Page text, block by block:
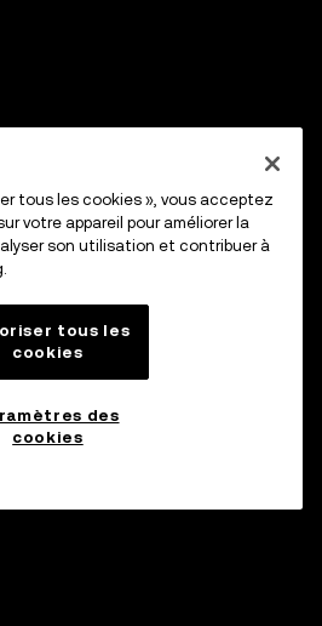
tous les cookies », vous acceptez
votre appareil pour améliorer la
son utilisation et contribuer à
tous les
cookies
des
cookies